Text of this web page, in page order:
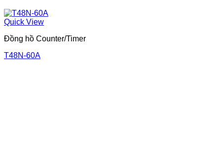
Quick View
Đồng hồ Counter/Timer
T48N-60A